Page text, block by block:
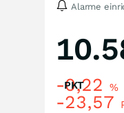
Alarme
PKT
-0,22 %
-23,57